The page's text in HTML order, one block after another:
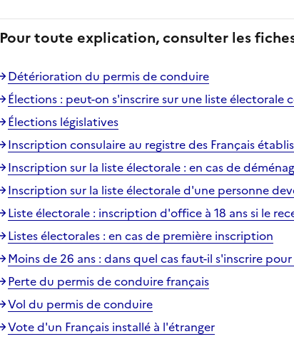
Pour toute explication, consulter les
Détérioration du permis de conduire
Élections : peut-on s'inscrire sur une liste électorale
Élections législatives
Inscription consulaire au registre des Français
Inscription sur la liste électorale : en cas de
Inscription sur la liste électorale d'une personne
Liste électorale : inscription d'office à 18 ans si le
Listes électorales : en cas de première inscription
Moins de 26 ans : dans quel cas faut-il s'inscrire
Perte du permis de conduire français
Vol du permis de conduire
Vote d'un Français installé à l'étranger